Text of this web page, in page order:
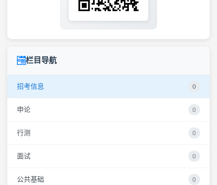
栏目导航
招考信息 0
申论 0
行测 0
面试 0
公共基础 0